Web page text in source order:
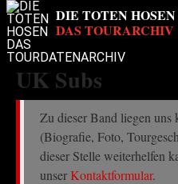
UK Subs
Zu dieser Band liegen uns
(Biografie, Foto,
dieser Stelle weiterhelfen
unser Kontaktformular.